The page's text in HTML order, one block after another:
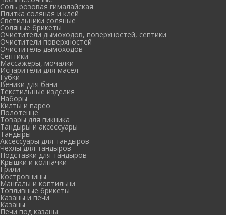
Соль розовая гималайская
Плитка соляная и клей
Светильники соляные
Соляные брикеты
Очистители дымоходов, поверхностей, септики
Очистители поверхностей
Очиститель дымоходов
Септики
Массажеры, мочалки
Испарители для масел
Губки
Веники для бани
Текстильные изделия
Наборы
Килты и парео
Полотенце
Товары для пикника
Тандыры и аксессуары
Тандыры
Аксессуары для тандыров
Чехлы для тандыров
Подставки для тандыров
Крышки и колпачки
Грили
Костровницы
Мангалы и коптильни
Топливные брикеты
Казаны и печи
Казаны
Печи под казаны